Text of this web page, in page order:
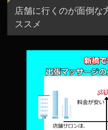
店舗に行くのが面倒な
ススメ